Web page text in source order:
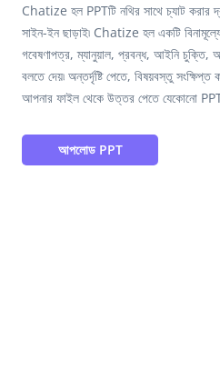
Chatize হল PPTটি নথির সাথে চ্যাট করার
সাইন-ইন ছাড়াই৷ Chatize হল একটি
গবেষণাপত্র, ম্যানুয়াল, প্রবন্ধ, আইনি চুক্তি,
বলতে দেয়৷ অন্তর্দৃষ্টি পেতে, বিষয়বস্তু
আপনার ফাইল থেকে উত্তর পেতে যেকোনো
আপলোড PPT